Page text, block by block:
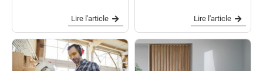
Lire l'article Lire l'article